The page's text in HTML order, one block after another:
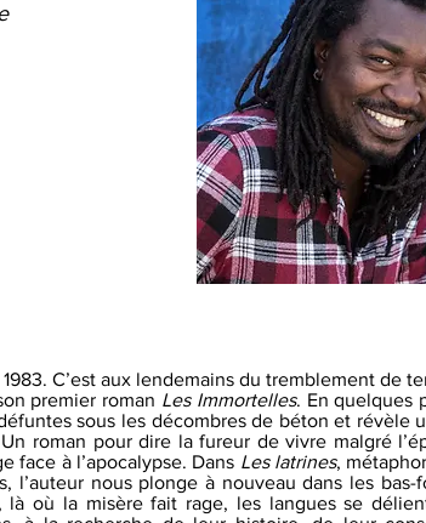
C’est aux lendemains du tremblement de
premier roman Les Immortelles. En quelques
sous les décombres de béton et révèle
roman pour dire la fureur de vivre malgré
face à l’apocalypse. Dans Les latrines,
l’auteur nous plonge à nouveau dans les bas-
là où la misère fait rage, les langues se